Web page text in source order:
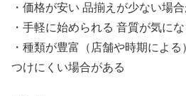
・価格が安い 品揃えが少ない場
・手軽に始められる 音質が気に
・種類が豊富（店舗や時期によ
つけにくい場合がある